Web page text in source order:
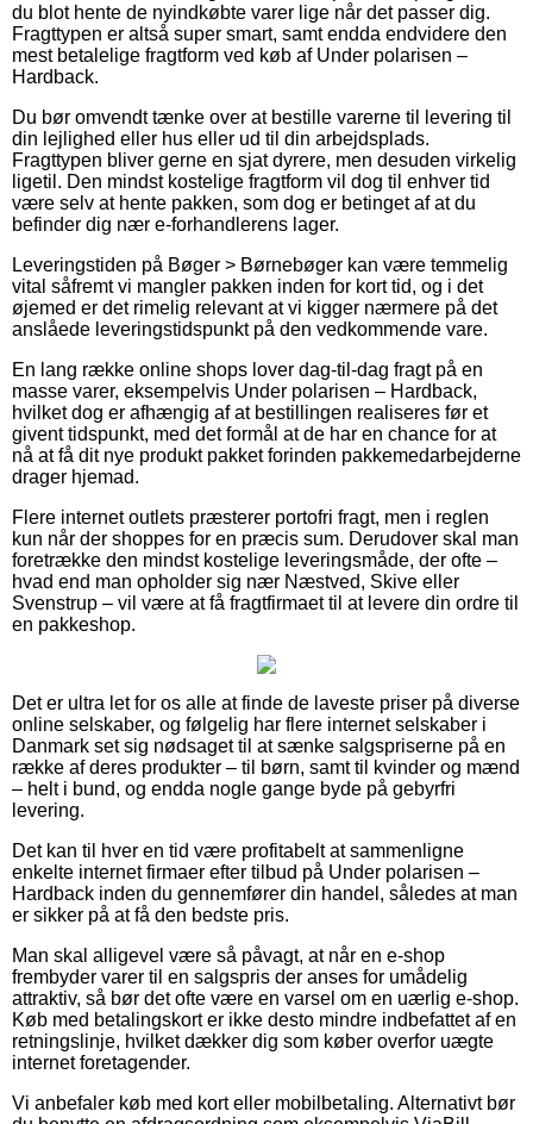
du blot hente de nyindkøbte varer lige når det passer dig.
Fragttypen er altså super smart, samt endda endvidere den
mest betalelige fragtform ved køb af Under polarisen –
Hardback.
Du bør omvendt tænke over at bestille varerne til levering til
din lejlighed eller hus eller ud til din arbejdsplads.
Fragttypen bliver gerne en sjat dyrere, men desuden virkelig
ligetil. Den mindst kostelige fragtform vil dog til enhver tid
være selv at hente pakken, som dog er betinget af at du
befinder dig nær e-forhandlerens lager.
Leveringstiden på Bøger > Børnebøger kan være temmelig
vital såfremt vi mangler pakken inden for kort tid, og i det
øjemed er det rimelig relevant at vi kigger nærmere på det
anslåede leveringstidspunkt på den vedkommende vare.
En lang række online shops lover dag-til-dag fragt på en
masse varer, eksempelvis Under polarisen – Hardback,
hvilket dog er afhængig af at bestillingen realiseres før et
givent tidspunkt, med det formål at de har en chance for at
nå at få dit nye produkt pakket forinden pakkemedarbejderne
drager hjemad.
Flere internet outlets præsterer portofri fragt, men i reglen
kun når der shoppes for en præcis sum. Derudover skal man
foretrække den mindst kostelige leveringsmåde, der ofte –
hvad end man opholder sig nær Næstved, Skive eller
Svenstrup – vil være at få fragtfirmaet til at levere din ordre til
en pakkeshop.
Det er ultra let for os alle at finde de laveste priser på diverse
online selskaber, og følgelig har flere internet selskaber i
Danmark set sig nødsaget til at sænke salgspriserne på en
række af deres produkter – til børn, samt til kvinder og mænd
– helt i bund, og endda nogle gange byde på gebyrfri
levering.
Det kan til hver en tid være profitabelt at sammenligne
enkelte internet firmaer efter tilbud på Under polarisen –
Hardback inden du gennemfører din handel, således at man
er sikker på at få den bedste pris.
Man skal alligevel være så påvagt, at når en e-shop
frembyder varer til en salgspris der anses for umådelig
attraktiv, så bør det ofte være en varsel om en uærlig e-shop.
Køb med betalingskort er ikke desto mindre indbefattet af en
retningslinje, hvilket dækker dig som køber overfor uægte
internet foretagender.
Vi anbefaler køb med kort eller mobilbetaling. Alternativt bør